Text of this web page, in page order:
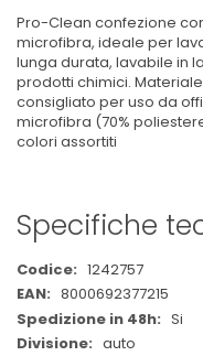
Pro-Clean confezione
microfibra, ideale per
lunga durata, lavabile in
prodotti chimici.
consigliato per uso da
microfibra (70%
colori assortiti
Specifiche
Maggiori
Informazioni
1242757
8000692377215
Si
auto